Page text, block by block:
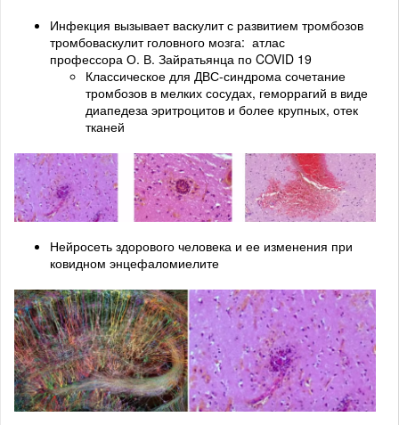
Инфекция вызывает васкулит с развитием тромбозов
тромбоваскулит головного мозга: атлас
профессора О. В. Зайратьянца по COVID 19
Классическое для ДВС-синдрома сочетание
тромбозов в мелких сосудах, геморрагий в виде
диапедеза эритроцитов и более крупных, отек
тканей
Нейросеть здорового человека и ее изменения при
ковидном энцефаломиелите